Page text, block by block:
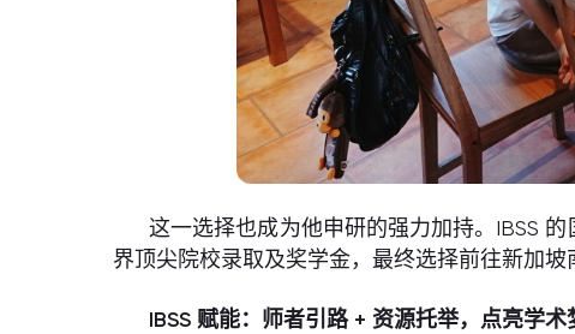
这一选择也成为他申研的强力加持。IBSS
界顶尖院校录取及奖学金，最终选择前往新加
IBSS 赋能：师者引路 + 资源托举，点亮学术